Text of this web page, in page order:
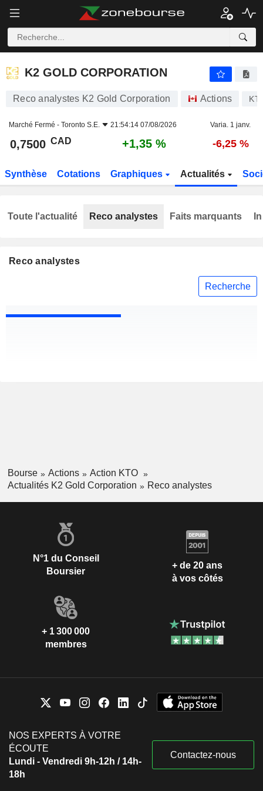
K2 GOLD CORPORATION
K2 GOLD CORPORATION
Reco analystes K2 Gold Corporation Actions
Marché Fermé - Toronto S.E. 21:54:14 07/08/2026 Varia. 1 janv.
0,7500 CAD +1,35 % -6,25 %
Synthèse Cotations Graphiques Actualités
Reco analystes
Recherche
Toute l'actualité Reco analystes Faits marquants
Bourse Actions
Action KTO
Actualités K2 Gold Corporation
Reco analystes
N°1 du Conseil
Boursier
+ de 20 ans
à vos côtés
+ 1 300 000
membres
NOS EXPERTS À VOTRE
ÉCOUTE
Lundi - Vendredi 9h-12h / 14h-
18h
Contactez-nous